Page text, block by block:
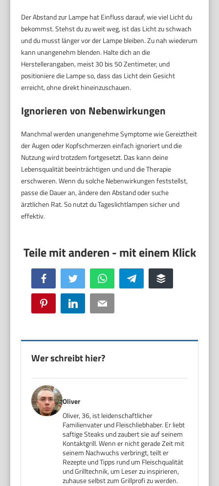
Der Abstand zur Lampe hat Einfluss darauf, wie viel Licht du
bekommst. Stehst du zu weit weg, ist das Licht zu schwach
und du musst länger vor der Lampe bleiben. Zu nah wiederum
kann unangenehm blenden. Halte dich an die
Herstellerangaben, meist 30 bis 50 Zentimeter, und
positioniere die Lampe so, dass das Licht dein Gesicht
erreicht, ohne direkt hineinzuschauen.
Ignorieren von Nebenwirkungen
Manchmal werden unangenehme Symptome wie Gereiztheit
der Augen oder Kopfschmerzen einfach ignoriert und die
Nutzung wird trotzdem fortgesetzt. Das kann deine
Lebensqualität beeinträchtigen und und die Therapie
erschweren. Wenn du solche Nebenwirkungen feststellst,
passe die Dauer an, ändere den Abstand oder suche
ärztlichen Rat. So nutzt du Tageslichtlampen sicher und
effektiv.
Facebook Twitter WhatsApp Telegram Buffer
Pinterest LinkedIn Email
Wer schreibt hier?
Oliver
Oliver, 36, ist leidenschaftlicher
Familienvater und Fleischliebhaber. Er liebt
saftige Steaks und zaubert sie auf seinem
Kontaktgrill. Wenn er nicht gerade Zeit mit
seinem Nachwuchs verbringt, teilt er
Rezepte und Tipps rund um Fleischqualität
und Grilltechnik, um Leser zu inspirieren,
zuhause selbst zum Grillprofi zu werden.